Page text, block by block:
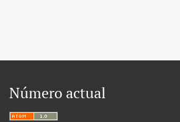
Número actual